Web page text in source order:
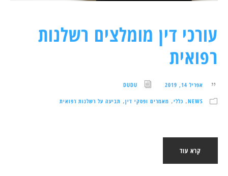
עורכי דין מומלצים רשלנות
רפואית
אפריל 14, 2019 DUDU
NEWS
, כללי, מאמרים ופסקי דין, תביעה על רשלנות רפואית
קרא עוד